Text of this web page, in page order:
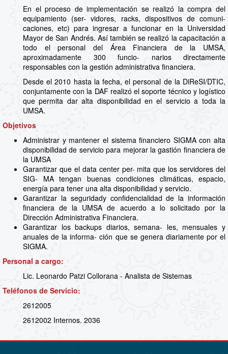
En el proceso de implementación se realizó la compra del
equipamiento (ser- vidores, racks, dispositivos de comuni-
caciones, etc) para ingresar a funcionar en la Universidad
Mayor de San Andrés. Así también se realizó la capacitación a
todo el personal del Área Financiera de la UMSA,
aproximadamente 300 funcio- narios directamente
responsables con la gestión administrativa financiera.
Desde el 2010 hasta la fecha, el personal de la DiReSI/DTIC,
conjuntamente con la DAF realizó el soporte técnico y logístico
que permita dar alta disponibilidad en el servicio a toda la
UMSA.
Objetivos
Administrar y mantener el sistema financiero SIGMA con alta
disponibilidad de servicio para mejorar la gastión financiera de
la UMSA
Garantizar que el data center per- mita que los servidores del
SIG- MA tengan buenas condiciones climáticas, espacio,
energía para tener una alta disponibilidad y servicio.
Garantizar la seguridady confidencialidad de la información
financiera de la UMSA de acuerdo a lo solicitado por la
Dirección Administrativa Financiera.
Garantizar los backups diarios, semana- les, mensuales y
anuales de la informa- ción que se genera diariamente por el
SIGMA.
Personal a cargo:
Lic. Leonardo Patzi Collorana - Analista de Sistemas
Teléfonos de Servicio:
2612005
2612002 Internos. 2036